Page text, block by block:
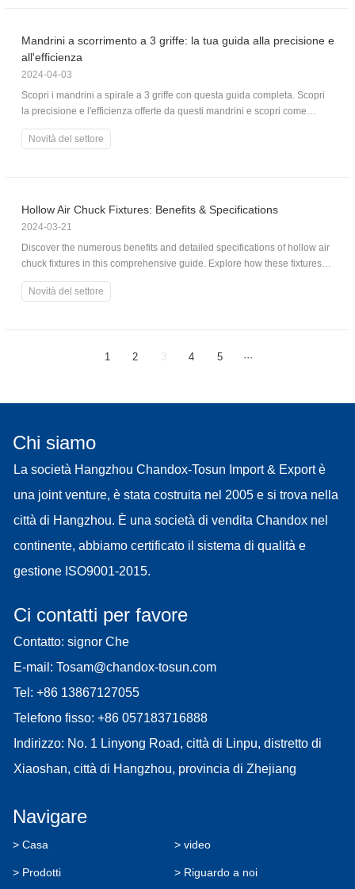
Mandrini a scorrimento a 3 griffe: la tua guida alla precisione e
all'efficienza
2024-04-03
Scopri i mandrini a spirale a 3 griffe con questa guida completa. Scopri
la precisione e l'efficienza offerte da questi mandrini e scopri come
possono migliorare il tuo lavoro in vari settori. Esplora le loro
caratteristiche, vantaggi e applicazioni e prendi una decisione informata
Novità del settore
Hollow Air Chuck Fixtures: Benefits & Specifications
2024-03-21
Discover the numerous benefits and detailed specifications of hollow air
chuck fixtures in this comprehensive guide. Explore how these fixtures
can enhance your operations and improve efficiency.
Novità del settore
1 2 3 4 5 ···
Chi siamo
La società Hangzhou Chandox-Tosun Import & Export è
una joint venture, è stata costruita nel 2005 e si trova nella
città di Hangzhou. È una società di vendita Chandox nel
continente, abbiamo certificato il sistema di qualità e
gestione ISO9001-2015.
Ci contatti per favore
Contatto: signor Che
E-mail: Tosam@chandox-tosun.com
Tel: +86 13867127055
Telefono fisso: +86 057183716888
Indirizzo: No. 1 Linyong Road, città di Linpu, distretto di
Xiaoshan, città di Hangzhou, provincia di Zhejiang
Navigare
> Casa
> Prodotti
> video
> Riguardo a noi